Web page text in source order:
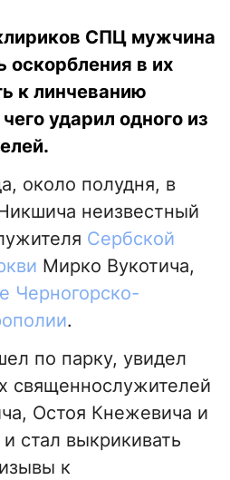
СПЦ мужчина
оскорбления в их
к линчеванию
ударил одного из
около полудня, в
неизвестный
Сербской
Мирко Вукотича,
Черногорско-
.
по парку, увидел
священнослужителей
Остоя Кнежевича и
стал выкрикивать
к